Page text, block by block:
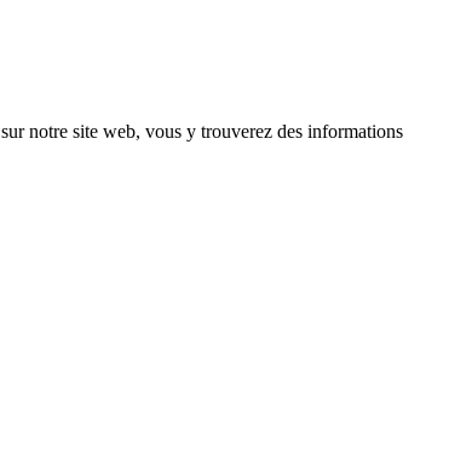
sur notre site web, vous y trouverez des informations